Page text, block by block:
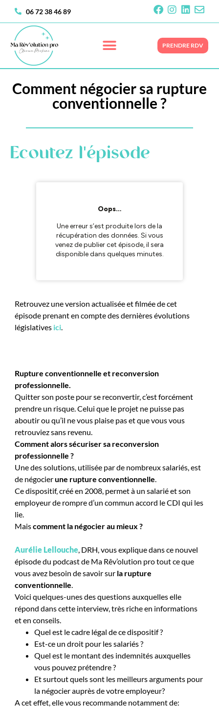
06 72 38 46 89
PRENDRE RDV
Comment négocier sa rupture
conventionnelle ?
Ecoutez l'épisode
Retrouvez une version actualisée et filmée de cet
épisode prenant en compte des dernières évolutions
législatives ici.
Rupture conventionnelle et reconversion
professionnelle.
Quitter son poste pour se reconvertir, c’est forcément
prendre un risque. Celui que le projet ne puisse pas
aboutir ou qu’il ne vous plaise pas et que vous vous
retrouviez sans revenu.
Comment alors sécuriser sa reconversion
professionnelle ?
Une des solutions, utilisée par de nombreux salariés, est
de négocierune rupture conventionnelle.
Ce dispositif, créé en 2008, permet à un salarié et son
employeur de rompre d’un commun accord le CDI qui les
lie.
Maiscomment la négocier au mieux ?
Aurélie Lellouche, DRH, vous explique dans ce nouvel
épisode du podcast de Ma Rêv’olution pro tout ce que
vous avez besoin de savoir sur la rupture
conventionnelle.
Voici quelques-unes des questions auxquelles elle
répond dans cette interview, très riche en informations
et en conseils.
Quel est le cadre légal de ce dispositif ?
Est-ce un droit pour les salariés ?
Quel est le montant des indemnités auxquelles
vous pouvez prétendre ?
Et surtout quels sont les meilleurs arguments pour
la négocier auprès de votre employeur?
A cet effet, elle vous recommande notamment de: